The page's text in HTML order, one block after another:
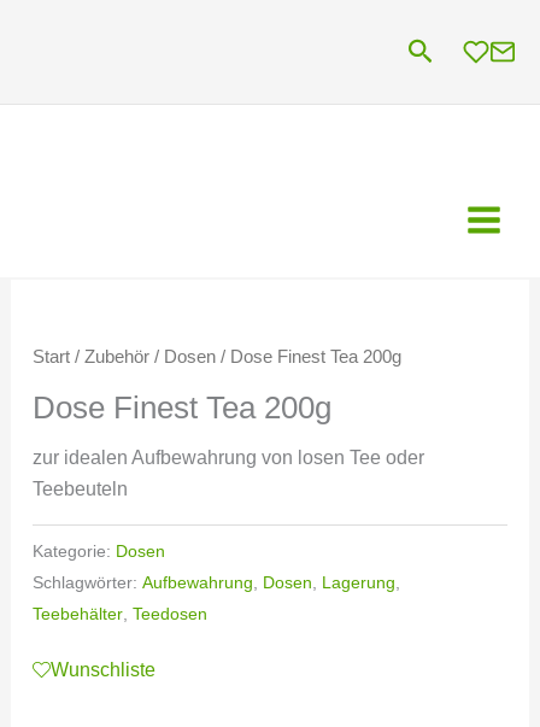
Suchen
Start/ Zubehör/ Dosen/ Dose Finest Tea 200g
Dose Finest Tea 200g
zur idealen Aufbewahrung von losen Tee oder
Teebeuteln
Kategorie: Dosen
Schlagwörter: Aufbewahrung Dosen Lagerung
Teebehälter, Teedosen
Wunschliste